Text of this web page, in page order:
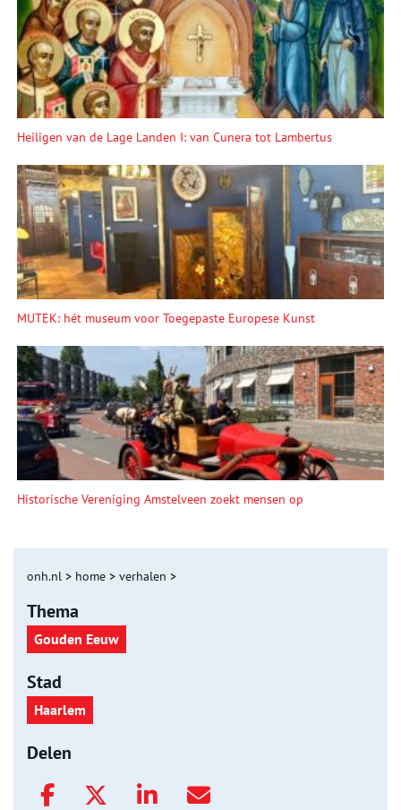
Heiligen van de Lage Landen I: van Cunera tot Lambertus
MUTEK: hét museum voor Toegepaste Europese Kunst
Historische Vereniging Amstelveen zoekt mensen op
onh.nl > home > verhalen >
Thema
Gouden Eeuw
Stad
Haarlem
Delen